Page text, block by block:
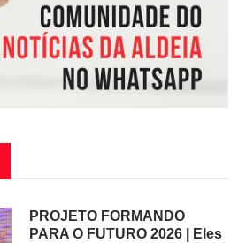
PROJETO FORMANDO
PARA O FUTURO 2026 | Eles